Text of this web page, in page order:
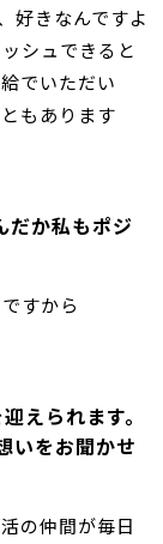
好きなんですよ
シュできると
でいただい
もあります
だか私もポジ
すから
えられます。
いをお聞かせ
の仲間が毎日